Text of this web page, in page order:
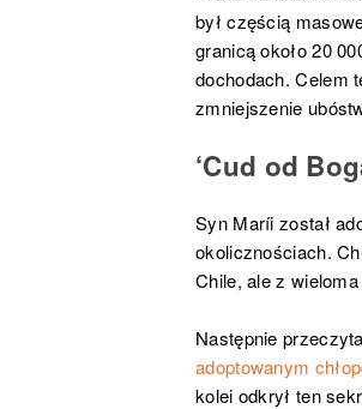
był częścią
granicą około 20
dochodach. Celem
zmniejszenie
‘Cud od
Syn Maríi został
okolicznościach.
Chile, ale z
Następnie
adoptowanym
kolei odkrył ten